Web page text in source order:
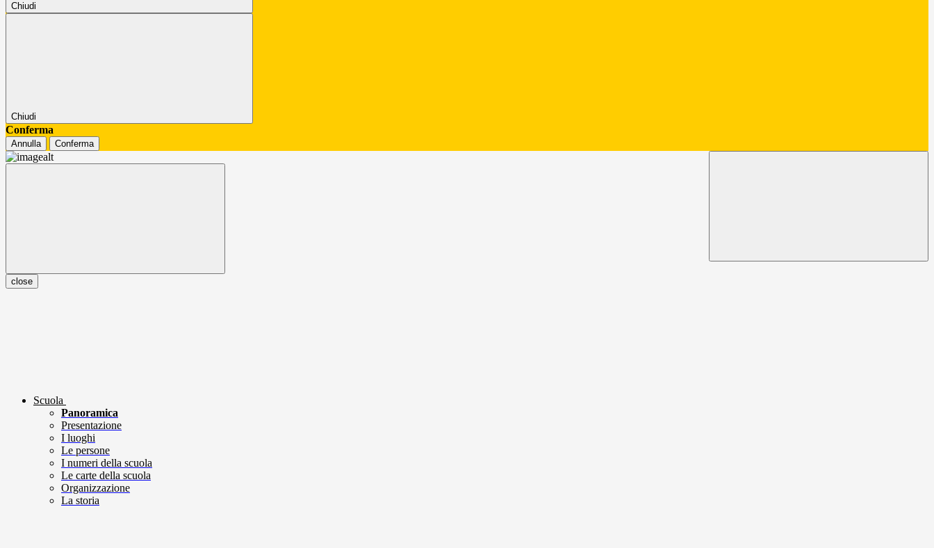
Chiudi
Chiudi
Conferma
Annulla Conferma
close
Scuola
Panoramica
Presentazione
I luoghi
Le persone
I numeri della scuola
Le carte della scuola
Organizzazione
La storia